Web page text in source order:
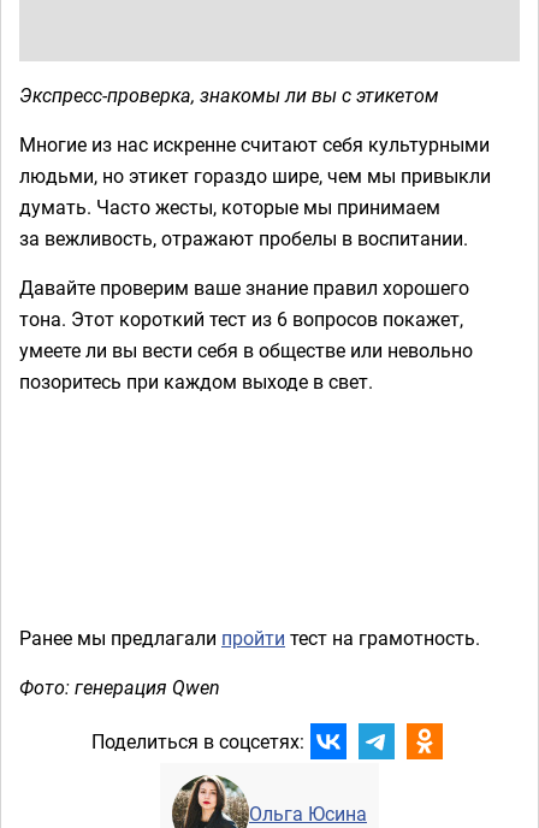
Экспресс-проверка, знакомы ли вы с этикетом
Многие из нас искренне считают себя культурными
людьми, но этикет гораздо шире, чем мы привыкли
думать. Часто жесты, которые мы принимаем
за вежливость, отражают пробелы в воспитании.
Давайте проверим ваше знание правил хорошего
тона. Этот короткий тест из 6 вопросов покажет,
умеете ли вы вести себя в обществе или невольно
позоритесь при каждом выходе в свет.
Ранее мы предлагали пройти тест на грамотность.
Фото: генерация Qwen
Поделиться в соцсетях:
Ольга Юсина